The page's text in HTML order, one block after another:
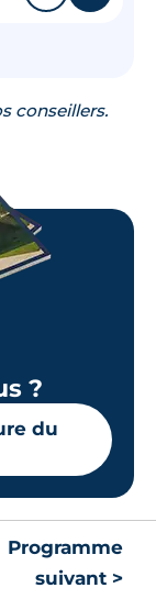
conseillers.
?
du
Programme
suivant >